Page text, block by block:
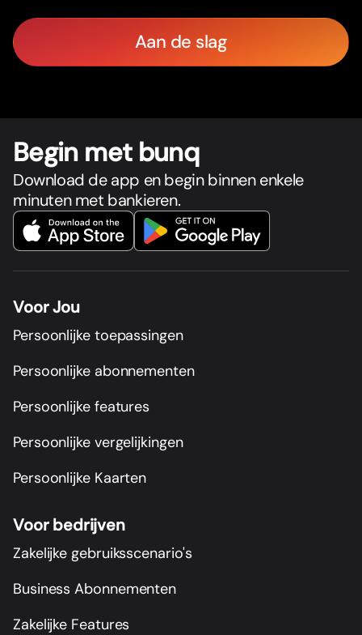
Aan de slag
Begin met bunq
Download de app en begin binnen enkele
minuten met bankieren.
Voor Jou
Persoonlijke toepassingen
Persoonlijke abonnementen
Persoonlijke features
Persoonlijke vergelijkingen
Persoonlijke Kaarten
Voor bedrijven
Zakelijke gebruiksscenario's
Business Abonnementen
Zakelijke Features